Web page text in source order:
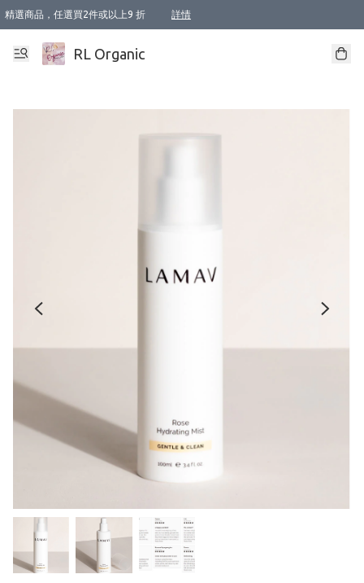
精選商品，任選買2件或以上9 折 詳情
XI周年優惠【新品自由選2件88折/3件85折】
XI周年優惠【Chakra 脈輪平衡自由選2件9折/3件85折/5件8折】
Florame 肌底自由選 2支9折 3支85折
XI周年優惠【蟲蟲退散 · 防衛結界﹞系列2件9折】
Sunki 任選2件95折
BIOFFICINA TOSCANA 任選2支9折 3支85折
Lamav 任選1件9折 2件85折
Mukti Organics 指定產品任選1件9折, 2件88折 3件85折
Intelligent Nutrients Skincare 任選2件9折
deodorant 任選2件88折
化妝品 任選2件95折
XI周年優惠【身心靈單品 任選2件9折/3件85折/5件8折】
XI周年優惠 【精油/香水 任選2件9折/3件85折/5件8折】
XI周年優惠【「關節到肌膚」全效養護 BODY OIL 組2件88折/3件85折】
XI周年優惠【夏日有機物理防曬套裝2件88折】
XI周年優惠【夏日潔面隨意選2件88折/3件85折】
XI周年優惠【逆齡奇蹟抗氧 11 自由選2件88折/3件85折/4件或以上8折】
新會員首次購物即享全單 95 折優惠！
成為VIP / VVIP 可享有生日月現金扣減獎賞優惠 !! 記得去賬户資料填上生日日期啦 !
選用順豐速運，滿$500 免運費
本地速遞 京東 送住宅/ 工商地址 $400 免運費
澳門訂單選用順豐速運，滿$800 免運費
RL Organic